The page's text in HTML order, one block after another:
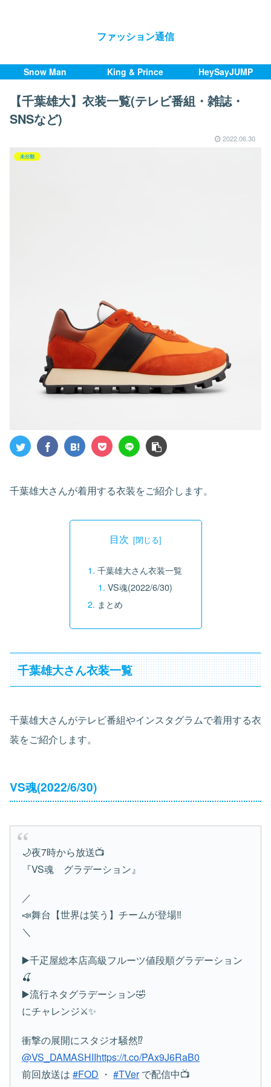
ファッション通信
Snow Man King & Prince HeySayJUMP
【千葉雄大】衣装一覧(テレビ番組・雑誌・
SNSなど)
2022.06.30
未分類
千葉雄大さんが着用する衣装をご紹介します。
目次
千葉雄大さん衣装一覧
VS魂(2022/6/30)
まとめ
千葉雄大さん衣装一覧
千葉雄大さんがテレビ番組やインスタグラムで着用する衣
装をご紹介します。
VS魂(2022/6/30)
🌙夜7時から放送📺
『VS魂 グラデーション』
／
📣舞台【世界は笑う】チームが登場‼️
＼
▶️千疋屋総本店高級フルーツ値段順グラデーション
🍒
▶️流行ネタグラデーション🤣
にチャレンジ⚔️✨
衝撃の展開にスタジオ騒然⁉️
@VS_DAMASHIIhttps://t.co/PAx9J6RaB0
前回放送は#FOD ・#TVerで配信中📺